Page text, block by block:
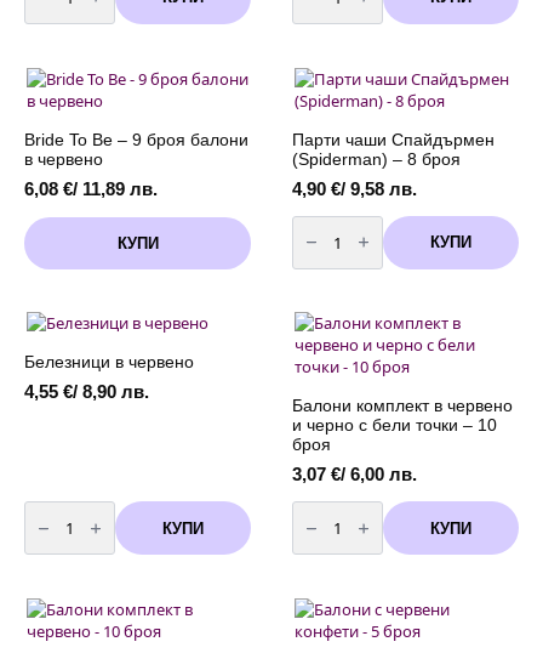
Балон
Сърце
(
Minnie
Mouse)
45
см
Балони
"Мрамор"
Bride To Be – 9 броя балони
в червено
6,08 €/ 11,89 лв.
КУПИ
Парти чаши Спайдърмен
(Spiderman) – 8 броя
4,90 €/ 9,58 лв.
количество
за
Парти
чаши
-
8
броя
КУПИ
Белезници в червено
4,55 €/ 8,90 лв.
количество
за
Белезници
в
КУПИ
Балони комплект в червено
и черно с бели точки – 10
броя
3,07 €/ 6,00 лв.
количество
за
Балони
комплект
и
черно
с
КУПИ